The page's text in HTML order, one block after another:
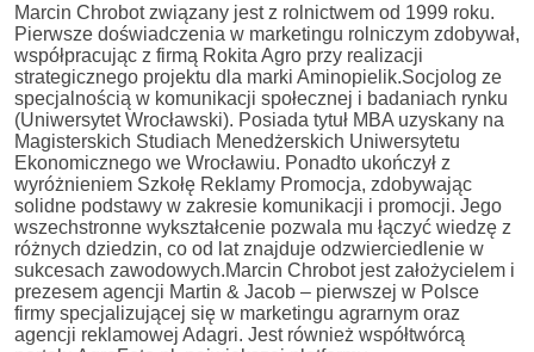
Marcin Chrobot związany jest z rolnictwem od 1999 roku.
Pierwsze doświadczenia w marketingu rolniczym zdobywał,
współpracując z firmą Rokita Agro przy realizacji
strategicznego projektu dla marki Aminopielik.Socjolog ze
specjalnością w komunikacji społecznej i badaniach rynku
(Uniwersytet Wrocławski). Posiada tytuł MBA uzyskany na
Magisterskich Studiach Menedżerskich Uniwersytetu
Ekonomicznego we Wrocławiu. Ponadto ukończył z
wyróżnieniem Szkołę Reklamy Promocja, zdobywając
solidne podstawy w zakresie komunikacji i promocji. Jego
wszechstronne wykształcenie pozwala mu łączyć wiedzę z
różnych dziedzin, co od lat znajduje odzwierciedlenie w
sukcesach zawodowych.Marcin Chrobot jest założycielem i
prezesem agencji Martin & Jacob – pierwszej w Polsce
firmy specjalizującej się w marketingu agrarnym oraz
agencji reklamowej Adagri. Jest również współtwórcą